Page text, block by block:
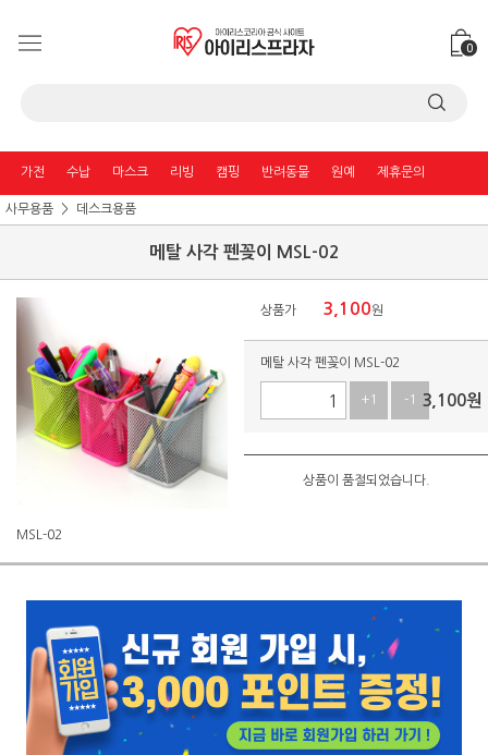
0
가전 수납 마스크 리빙 캠핑 반려동물 원예 제휴문의
사무용품 데스크용품
메탈 사각 펜꽂이 MSL-02
MSL-02
상품가 3,100원
메탈 사각 펜꽂이 MSL-02
+1 -1 3,100원
상품이 품절되었습니다.